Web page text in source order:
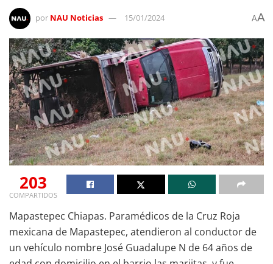
por NAU Noticias 15/01/2024 AA
203
COMPARTIDOS
Mapastepec Chiapas. Paramédicos de la Cruz Roja
mexicana de Mapastepec, atendieron al conductor de
un vehículo nombre José Guadalupe N de 64 años de